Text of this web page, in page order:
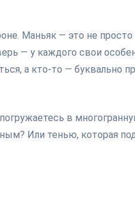
Маньяк — это не просто
— у каждого свои
а кто-то — буквально
в
Или тенью, которая